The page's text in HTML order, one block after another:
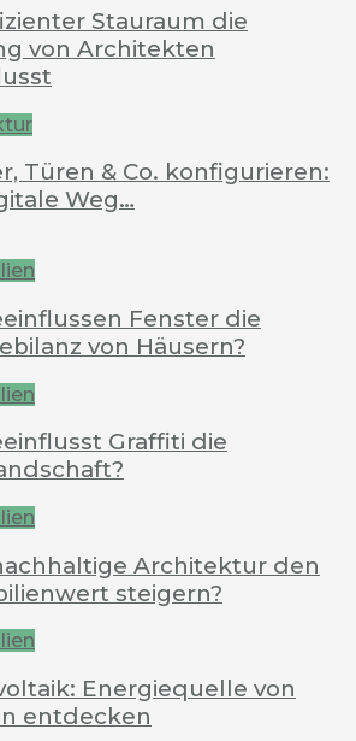
Stauraum die
von Architekten
Türen & Co. konfigurieren:
Weg…
Fenster die
von Häusern?
Graffiti die
Architektur den
steigern?
Energiequelle von
entdecken